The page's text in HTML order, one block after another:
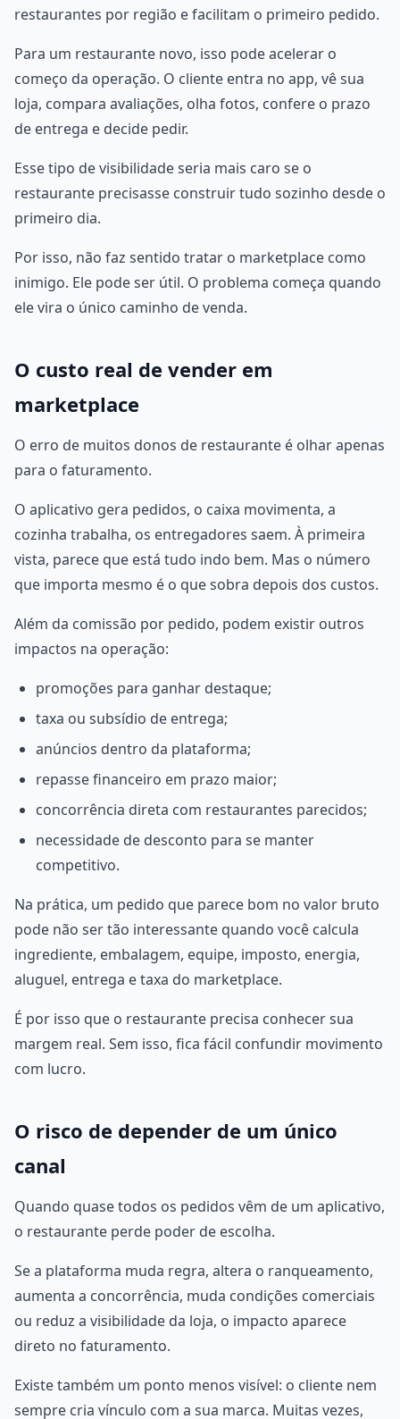
restaurantes por região e facilitam o primeiro pedido.
Para um restaurante novo, isso pode acelerar o
começo da operação. O cliente entra no app, vê sua
loja, compara avaliações, olha fotos, confere o prazo
de entrega e decide pedir.
Esse tipo de visibilidade seria mais caro se o
restaurante precisasse construir tudo sozinho desde o
primeiro dia.
Por isso, não faz sentido tratar o marketplace como
inimigo. Ele pode ser útil. O problema começa quando
ele vira o único caminho de venda.
O custo real de vender em
marketplace
O erro de muitos donos de restaurante é olhar apenas
para o faturamento.
O aplicativo gera pedidos, o caixa movimenta, a
cozinha trabalha, os entregadores saem. À primeira
vista, parece que está tudo indo bem. Mas o número
que importa mesmo é o que sobra depois dos custos.
Além da comissão por pedido, podem existir outros
impactos na operação:
promoções para ganhar destaque;
taxa ou subsídio de entrega;
anúncios dentro da plataforma;
repasse financeiro em prazo maior;
concorrência direta com restaurantes parecidos;
necessidade de desconto para se manter
competitivo.
Na prática, um pedido que parece bom no valor bruto
pode não ser tão interessante quando você calcula
ingrediente, embalagem, equipe, imposto, energia,
aluguel, entrega e taxa do marketplace.
É por isso que o restaurante precisa conhecer sua
margem real. Sem isso, fica fácil confundir movimento
com lucro.
O risco de depender de um único
canal
Quando quase todos os pedidos vêm de um aplicativo,
o restaurante perde poder de escolha.
Se a plataforma muda regra, altera o ranqueamento,
aumenta a concorrência, muda condições comerciais
ou reduz a visibilidade da loja, o impacto aparece
direto no faturamento.
Existe também um ponto menos visível: o cliente nem
sempre cria vínculo com a sua marca. Muitas vezes,